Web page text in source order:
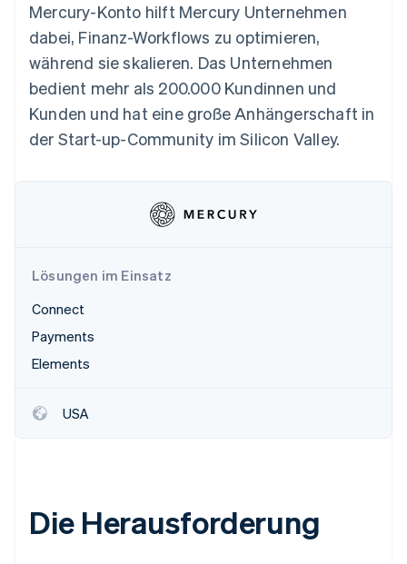
Radar
Betrugsprävention
Atlas
Start-up-Gründung
CO₂-Entnahme
Identity
Stripe-Sessions 2026
Erfahren Sie, wie Stripe Lösungen für die
Ecosystem
Partner
Stripe App-Marktplatz
Mercury-Konto hilft Mercury Unternehmen
dabei, Finanz-Workflows zu optimieren,
während sie skalieren. Das Unternehmen
bedient mehr als 200.000 Kundinnen und
Kunden und hat eine große Anhängerschaft in
der Start-up-Community im Silicon Valley.
Lösungen im Einsatz
Connect
Payments
Elements
USA
Die Herausforderung